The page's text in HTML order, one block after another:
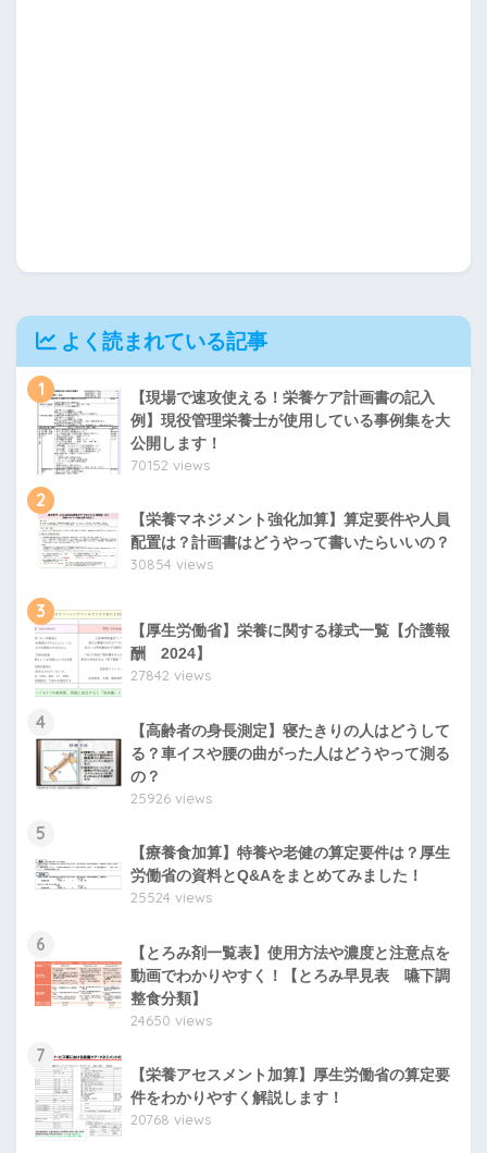
よく読まれている記事
1
【現場で速攻使える！栄養ケア計画書の記入
例】現役管理栄養士が使用している事例集を大
公開します！
70152 views
2
【栄養マネジメント強化加算】算定要件や人員
配置は？計画書はどうやって書いたらいいの？
30854 views
3
【厚生労働省】栄養に関する様式一覧【介護報
酬 2024】
27842 views
4
【高齢者の身長測定】寝たきりの人はどうして
る？車イスや腰の曲がった人はどうやって測る
の？
25926 views
5
【療養食加算】特養や老健の算定要件は？厚生
労働省の資料とQ&Aをまとめてみました！
25524 views
6
【とろみ剤一覧表】使用方法や濃度と注意点を
動画でわかりやすく！【とろみ早見表 嚥下調
整食分類】
24650 views
7
【栄養アセスメント加算】厚生労働省の算定要
件をわかりやすく解説します！
20768 views